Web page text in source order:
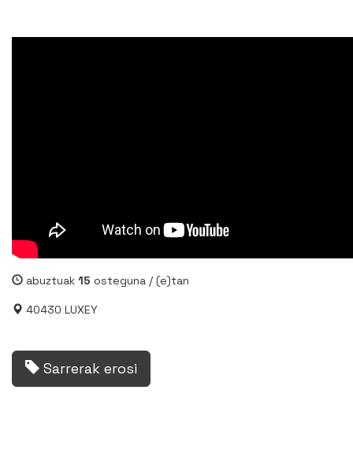
abuztuak 15 osteguna / (e)tan
40430 LUXEY
Sarrerak erosi